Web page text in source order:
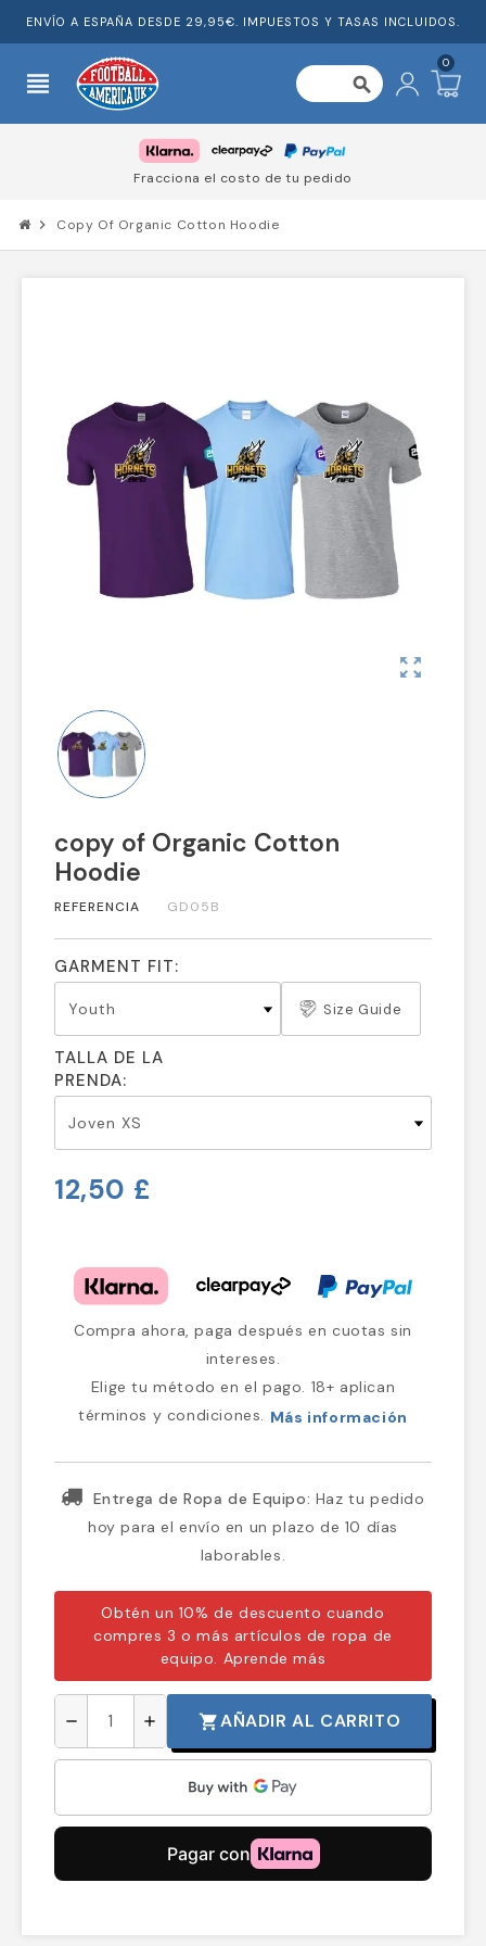
ENVÍO A ESPAÑA DESDE 29,95€. IMPUESTOS Y TASAS INCLUIDOS.
view_headline search
0
Fracciona el costo de tu pedido
chevron_right Copy Of Organic Cotton Hoodie
zoom_out_map
copy of Organic Cotton
Hoodie
REFERENCIA GD05B
GARMENT FIT:
Size Guide
TALLA DE LA
PRENDA:
12,50 £
Compra ahora, paga después en cuotas sin
intereses.
Elige tu método en el pago. 18+ aplican
términos y condiciones. Más información
Entrega de Ropa de Equipo: Haz tu pedido
hoy para el envío en un plazo de 10 días
laborables.
Obtén un 10% de descuento cuando
compres 3 o más artículos de ropa de
equipo. Aprende más
remove add shopping_cartAÑADIR AL CARRITO